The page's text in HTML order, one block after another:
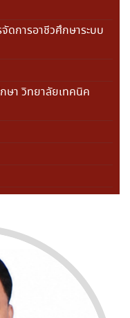
ดการอาชีวศึกษาระบบ
ษา วิทยาลัยเทคนิค